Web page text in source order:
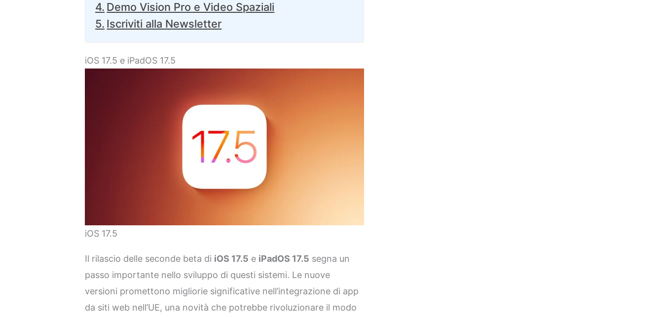
Demo Vision Pro e Video Spaziali
Iscriviti alla Newsletter
iOS 17.5 e iPadOS 17.5
iOS 17.5
Il rilascio delle seconde beta di iOS 17.5 e iPadOS 17.5 segna un
passo importante nello sviluppo di questi sistemi. Le nuove
versioni promettono migliorie significative nell’integrazione di app
da siti web nell’UE, una novità che potrebbe rivoluzionare il modo